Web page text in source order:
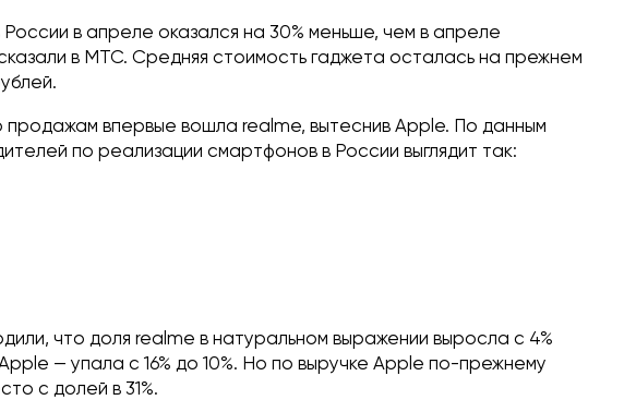
в апреле оказался на 30% меньше, чем в апреле
в МТС. Средняя стоимость гаджета осталась на прежнем
продажам впервые вошла realme, вытеснив Apple. По данным
по реализации смартфонов в России выглядит так:
что доля realme в натуральном выражении выросла с 4%
— упала с 16% до 10%. Но по выручке Apple по-прежнему
с долей в 31%.